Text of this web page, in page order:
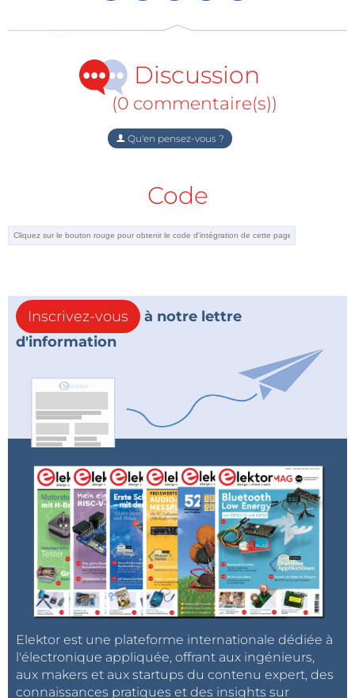
Discussion
(0 commentaire(s))
Qu'en pensez-vous ?
Code
Inscrivez-vous
à notre lettre
d'information
Elektor est une plateforme internationale dédiée à
l'électronique appliquée, offrant aux ingénieurs,
aux makers et aux startups du contenu expert, des
connaissances pratiques et des insights sur